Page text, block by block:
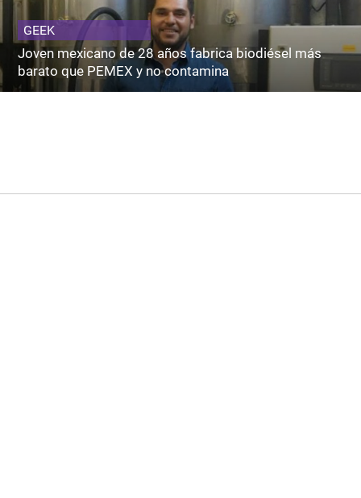
GEEK
Joven mexicano de 28 años fabrica biodiésel más
barato que PEMEX y no contamina